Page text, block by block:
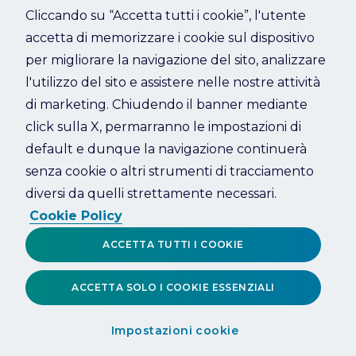
Refresh
Cliccando su “Accetta tutti i cookie”, l'utente
accetta di memorizzare i cookie sul dispositivo
per migliorare la navigazione del sito, analizzare
l'utilizzo del sito e assistere nelle nostre attività
di marketing. Chiudendo il banner mediante
click sulla X, permarranno le impostazioni di
default e dunque la navigazione continuerà
senza cookie o altri strumenti di tracciamento
diversi da quelli strettamente necessari.
Cookie Policy
Impostazioni cookie
ACCETTA SOLO I COOKIE ESSENZIALI
ACCETTA TUTTI I COOKIE